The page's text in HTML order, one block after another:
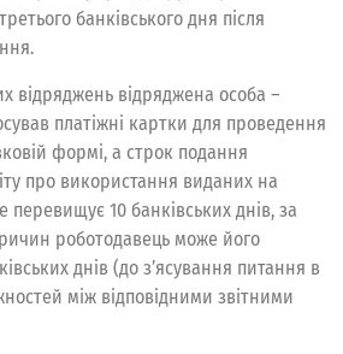
банківського дня після
відряджень відряджена особа –
платіжні картки для проведення
формі, а строк подання
про використання виданих на
перевищує 10 банківських днів, за
роботодавець може його
днів (до з’ясування питання в
між відповідними звітними